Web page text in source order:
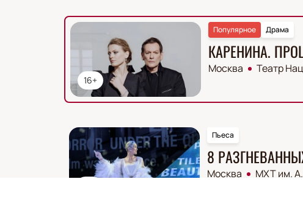
16+
Драма
Популярное
КАРЕНИНА.
Москва Театр
Пьеса
8
Москва МХТ им.